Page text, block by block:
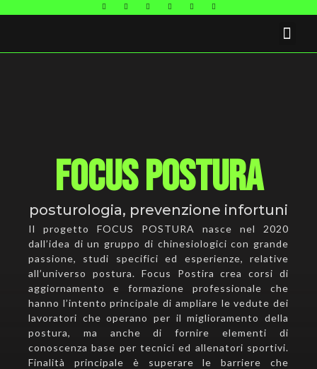
Focus Postura
posturologia, prevenzione infortuni
Il progetto FOCUS POSTURA nasce nel 2020
dall’idea di un gruppo di chinesiologici con grande
passione, studi specifici ed esperienze, relative
all’universo postura. Focus Postira crea corsi di
aggiornamento e formazione professionale che
hanno l’intento principale di ampliare le vedute dei
lavoratori che operano per il miglioramento della
postura, ma anche di fornire elementi di
conoscenza base per tecnici ed allenatori sportivi.
Finalità principale è superare le barriere che